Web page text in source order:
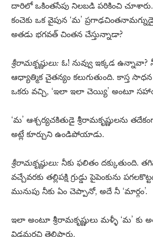
దారిలో ఒకింతసేపు నిలబడి పరికించి
కంచెకు ఒక వైపున ‘మ’
అతడు భగవత్ చింతన చేస్తున్నాడా?
శ్రీరామకృష్ణులు: ఓ! నువ్వు ఇక్కడ ఉన్నావా?
ఆధ్యాత్మిక చైతన్యం కలుగుతుంది. కాస్త
ఒకరు వచ్చి, ‘ఇలా ఇలా చెయ్యి’ అంటూ
‘మ’ ఆశ్చర్యచకితుడై శ్రీరామకృష్ణులను
అట్లే కూర్చుని ఉండిపోయాడు.
శ్రీరామకృష్ణులు: నీకు ఫలితం దక్కుతుంది.
వచ్చేవరకు తల్లిపక్షి గ్రుడ్డు పైపెంకును
మునుపు నీకు ఏం చెప్పానో, అదే నీ ‘మార్గం’.
ఇలా అంటూ శ్రీరామకృష్ణులు మళ్ళీ ‘మ’ కు
విడమరచి తెలిపారు.